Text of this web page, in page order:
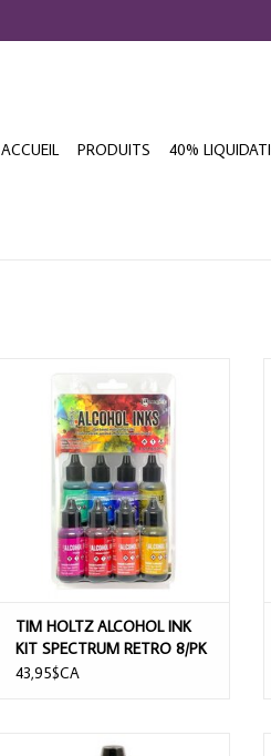
ACCUEIL PRODUITS 40%
SPECTRUM RETRO 8/PK
AJOUTER AU PANIER
TIM HOLTZ ALCOHOL INK
KIT SPECTRUM RETRO 8/PK
43,95$CA
TIM HOLTZ ALCOHOL INK COOL